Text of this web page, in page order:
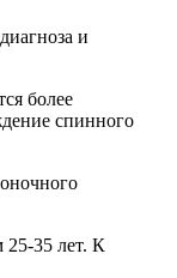
и
более
спинного
25-35 лет. К